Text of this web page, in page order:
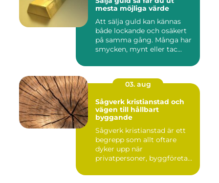
mesta möjliga värde
Att sälja guld kan kännas
både lockande och osäkert
på samma gång. Många har
smycken, mynt eller tac...
03. aug
Sågverk kristianstad och
vägen till hållbart
byggande
Sågverk kristianstad är ett
begrepp som allt oftare
dyker upp när
privatpersoner, byggföretag